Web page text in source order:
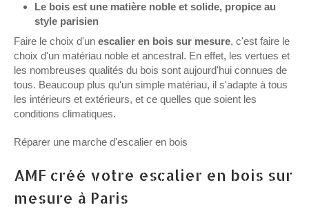
Le bois est une matière noble et solide, propice au
style parisien
Faire le choix d'un escalier en bois sur mesure, c'est faire le
choix d'un matériau noble et ancestral. En effet, les vertues et
les nombreuses qualités du bois sont aujourd'hui connues de
tous. Beaucoup plus qu'un simple matériau, il s'adapte à tous
les intérieurs et extérieurs, et ce quelles que soient les
conditions climatiques.
Réparer une marche d'escalier en bois
AMF créé votre escalier en bois sur
mesure à Paris